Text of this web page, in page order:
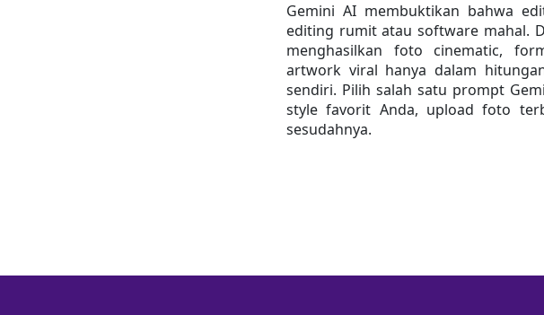
Gemini AI membuktikan bahwa
editing rumit atau software mahal.
menghasilkan foto cinematic,
artwork viral hanya dalam
sendiri. Pilih salah satu prompt
style favorit Anda, upload foto
sesudahnya.